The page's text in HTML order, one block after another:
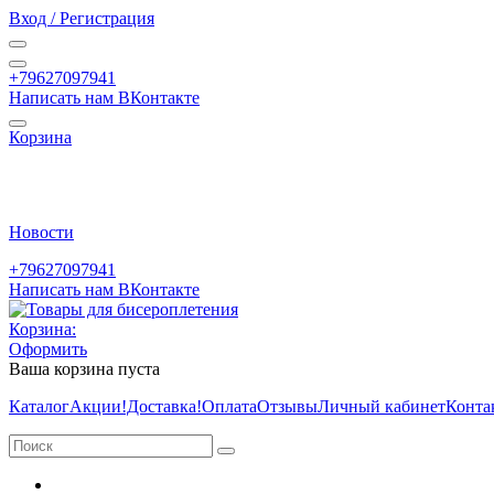
Вход / Регистрация
+79627097941
Написать нам ВКонтакте
Корзина
Новости
+79627097941
Написать нам ВКонтакте
Корзина:
Оформить
Ваша корзина пуста
КаталогАкции!Доставка!ОплатаОтзывыЛичный кабинет